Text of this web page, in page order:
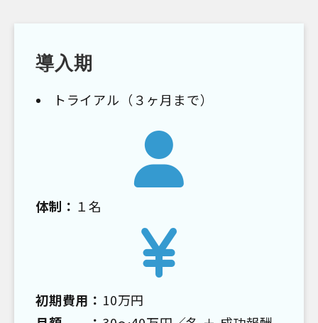
導入期
トライアル（３ヶ月まで）
体制： １名
初期費用： 10万円